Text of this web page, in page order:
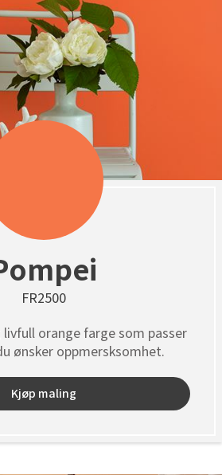
FR2500
livfull orange farge som passer
ønsker oppmersksomhet.
Kjøp maling